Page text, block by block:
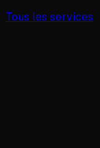
Tous les services